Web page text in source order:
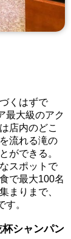
くはずで
最大級のアク
店内のどこ
流れる滝の
ができる。
スポットで
で最大100名
まりまで、
。
杯シャンパン